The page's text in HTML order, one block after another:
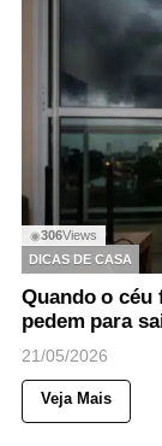
◉306Views
DICAS DE CASA
Quando o céu
pedem para
21/05/2026
Veja Mais